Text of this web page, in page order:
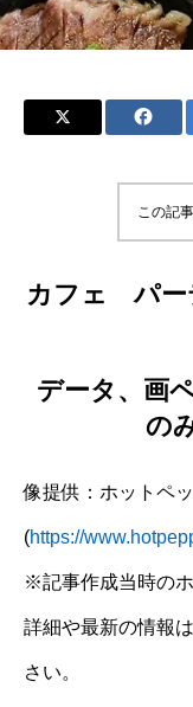
この記
カフェ パ
データ、画
の
像提供：ホットペ
(https://
※記事作成当時の
詳細や最新の情報
さい。